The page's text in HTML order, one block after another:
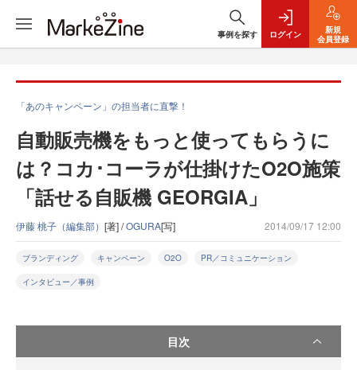
事例を探す ログイン
新規
会員登録
「あのキャンペーン」の担当者に直撃！
自動販売機をもっと使ってもらうに
は？コカ･コーラが仕掛けたO2O施策
「話せる自販機 GEORGIA」
伊藤 桃子（編集部） [著] /OGURA[写] 2014/09/17 12:00
ブランディング キャンペーン O2O PR／コミュニケーション
インタビュー／事例
目次